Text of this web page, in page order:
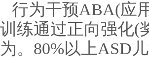
行为干预ABA(应
训练通过正向强化(
为。80%以上ASD